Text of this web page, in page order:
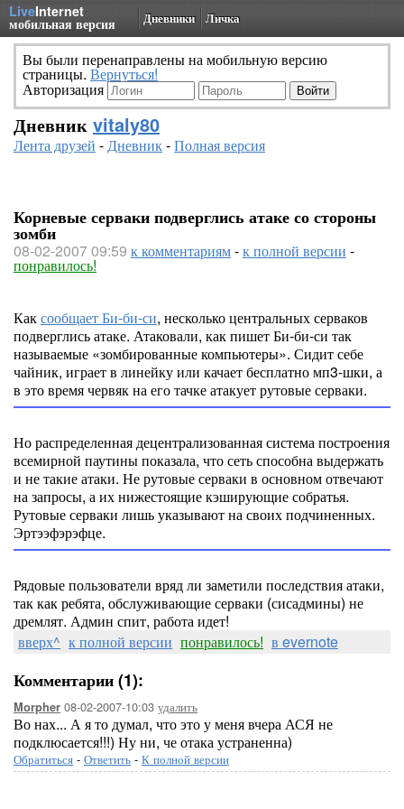
LiveInternet
мобильная версия Дневники Личка
Вы были перенаправлены на мобильную версию
страницы. Вернуться!
Авторизация
Дневник vitaly80
Лента друзей -Дневник-Полная версия
Корневые серваки подверглись атаке со стороны
зомби
08-02-2007 09:59 к комментариям-к полной версии -
понравилось!
Каксообщает Би-би-си, несколько центральных серваков
подверглись атаке. Атаковали, как пишет Би-би-си так
называемые «зомбированные компьютеры». Сидит себе
чайник, играет в линейку или качает бесплатно мп3-шки, а
в это время червяк на его тачке атакует рутовые серваки.
Но распределенная децентрализованная система построения
всемирной паутины показала, что сеть способна выдержать
и не такие атаки. Не рутовые серваки в основном отвечают
на запросы, а их нижестоящие кэширующие собратья.
Рутовые серваки лишь указывают на своих подчиненных.
Эртээфэрэфце.
Рядовые пользователи вряд ли заметили последствия атаки,
так как ребята, обслуживающие серваки (сисадмины) не
дремлят. Админ спит, работа идет!
вверх^ к полной версии понравилось! в evernote
Комментарии (1):
Morpher 08-02-2007-10:03 удалить
Во нах... А я то думал, что это у меня вчера АСЯ не
подклюсается!!!) Ну ни, че отака устраненна)
Обратиться - Ответить - К полной версии